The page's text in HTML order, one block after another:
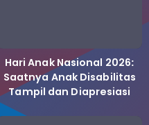
Hari Anak Nasional 2026:
Saatnya Anak Disabilitas
Tampil dan Diapresiasi